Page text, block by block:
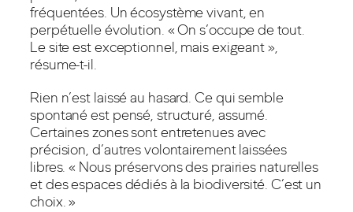
fréquentées. Un écosystème vivant, en
perpétuelle évolution. « On s’occupe de tout.
Le site est exceptionnel, mais exigeant »,
résume-t-il.
Rien n’est laissé au hasard. Ce qui semble
spontané est pensé, structuré, assumé.
Certaines zones sont entretenues avec
précision, d’autres volontairement laissées
libres. « Nous préservons des prairies naturelles
et des espaces dédiés à la biodiversité. C’est un
choix. »